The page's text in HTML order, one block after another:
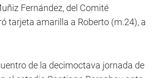
Fernández, del Comité
tarjeta amarilla a Roberto (m.24), a
de la decimoctava jornada de